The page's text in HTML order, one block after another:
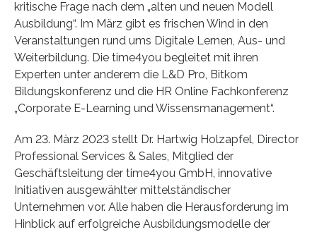
kritische Frage nach dem „alten und neuen Modell
Ausbildung“. Im März gibt es frischen Wind in den
Veranstaltungen rund ums Digitale Lernen, Aus- und
Weiterbildung. Die time4you begleitet mit ihren
Experten unter anderem die L&D Pro, Bitkom
Bildungskonferenz und die HR Online Fachkonferenz
„Corporate E-Learning und Wissensmanagement“.
Am 23. März 2023 stellt Dr. Hartwig Holzapfel, Director
Professional Services & Sales, Mitglied der
Geschäftsleitung der time4you GmbH, innovative
Initiativen ausgewählter mittelständischer
Unternehmen vor. Alle haben die Herausforderung im
Hinblick auf erfolgreiche Ausbildungsmodelle der